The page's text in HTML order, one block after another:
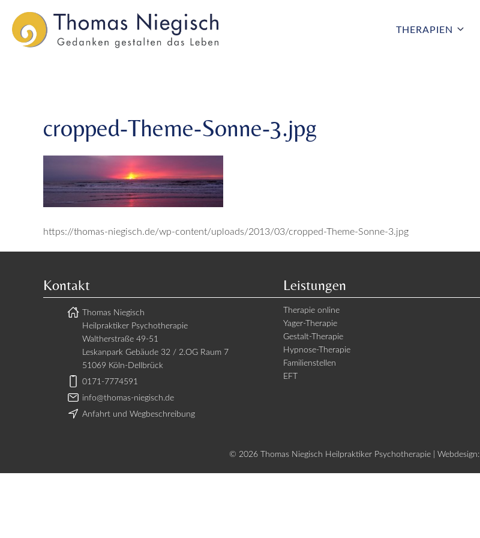
to
main
to
main
THERAPIEN
cropped-Theme-Sonne-3.jpg
cropped-Theme-Sonne-3.jpg
https://thomas-niegisch.de/wp-content/uploads/2013/03/cropped-Theme-Sonne-3.jpg
Kontakt
Thomas Niegisch
Heilpraktiker Psychotherapie
Waltherstraße 49-51
Leskanpark Gebäude 32 / 2.OG Raum 7
51069 Köln-Dellbrück
0171-7774591
info@thomas-niegisch.de
Anfahrt und Wegbeschreibung
Leistungen
Therapie online
Yager-Therapie
Gestalt-Therapie
Hypnose-Therapie
Familienstellen
EFT
© 2026 Thomas Niegisch Heilpraktiker Psychotherapie | Webdesign: